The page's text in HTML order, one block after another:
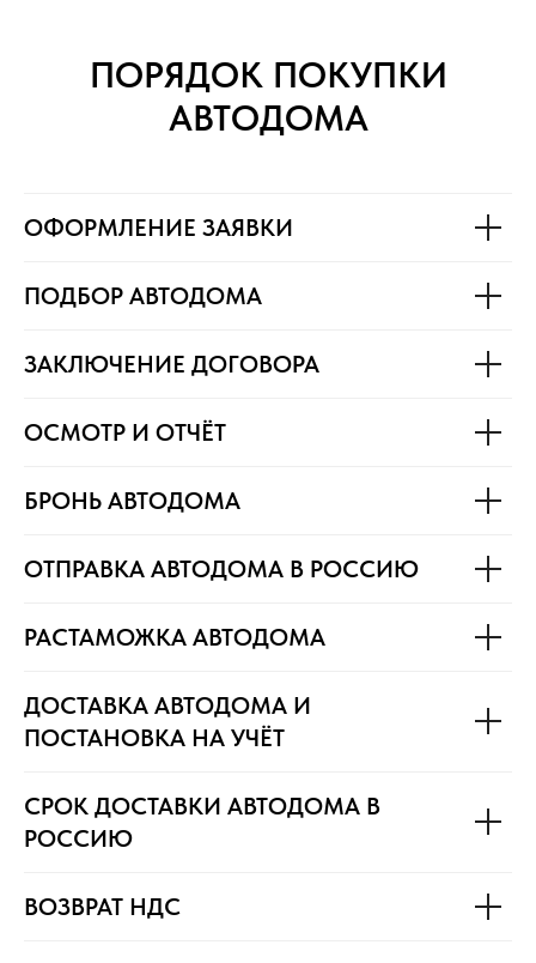
ПОРЯДОК ПОКУПКИ
АВТОДОМА
ОФОРМЛЕНИЕ ЗАЯВКИ
ПОДБОР АВТОДОМА
ЗАКЛЮЧЕНИЕ ДОГОВОРА
ОСМОТР И ОТЧЁТ
БРОНЬ АВТОДОМА
ОТПРАВКА АВТОДОМА В РОССИЮ
РАСТАМОЖКА АВТОДОМА
ДОСТАВКА АВТОДОМА И
ПОСТАНОВКА НА УЧЁТ
СРОК ДОСТАВКИ АВТОДОМА В
РОССИЮ
ВОЗВРАТ НДС